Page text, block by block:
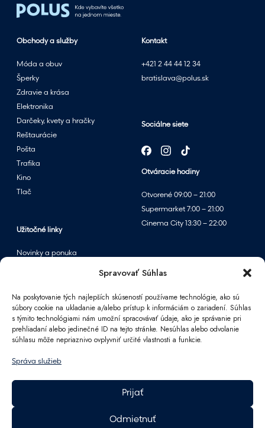
Spravovať Súhlas
Na poskytovanie tých najlepších skúseností používame technológie, ako sú
súbory cookie na ukladanie a/alebo prístup k informáciám o zariadení. Súhlas
s týmito technológiami nám umožní spracovávať údaje, ako je správanie pri
prehliadaní alebo jedinečné ID na tejto stránke. Nesúhlas alebo odvolanie
súhlasu môže nepriaznivo ovplyvniť určité vlastnosti a funkcie.
Správa služieb
Prijať
Odmietnuť
Kontakt
+421 2 44 44 12 34
bratislava@polus.sk
Sociálne siete
Otváracie hodiny
Otvorené 09:00 – 21:00
Supermarket 7:00 – 21:00
Cinema City 13:30 – 22:00
Obchody a služby
Móda a obuv
Šperky
Zdravie a krása
Elektronika
Darčeky, kvety a hračky
Reštaurácie
Pošta
Trafika
Kino
Tlač
Užitočné linky
Novinky a ponuka
Informácie
Kontakt
FAQ